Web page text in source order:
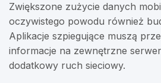
Zwiększone zużycie danych
oczywistego powodu również
Aplikacje szpiegujące muszą
informacje na zewnętrzne
dodatkowy ruch sieciowy.